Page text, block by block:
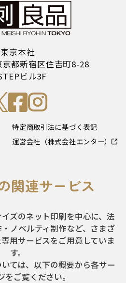
東京本社
都新宿区住吉町8-28
ビル3F
特定商取引法に基づく表記
運営会社（株式会社エンター）
関連サービス
ズのネット印刷を中心に、法
ノベルティ制作など、さまざ
用サービスをご用意していま
す。
ては、以下の概要から各サー
をご覧ください。